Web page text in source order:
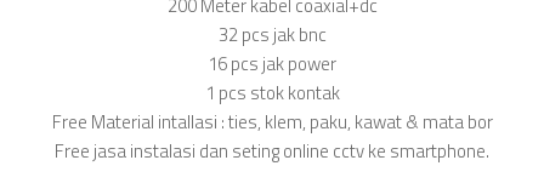
200 Meter kabel coaxial+dc
32 pcs jak bnc
16 pcs jak power
1 pcs stok kontak
Free Material intallasi : ties, klem, paku, kawat & mata bor
Free jasa instalasi dan seting online cctv ke smartphone.